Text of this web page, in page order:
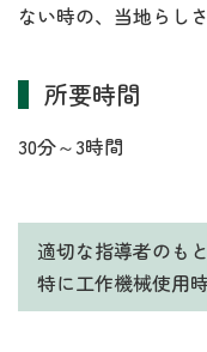
ない時の、当地らし
所要時間
30分～3時間
適切な指導者のも
特に工作機械使用